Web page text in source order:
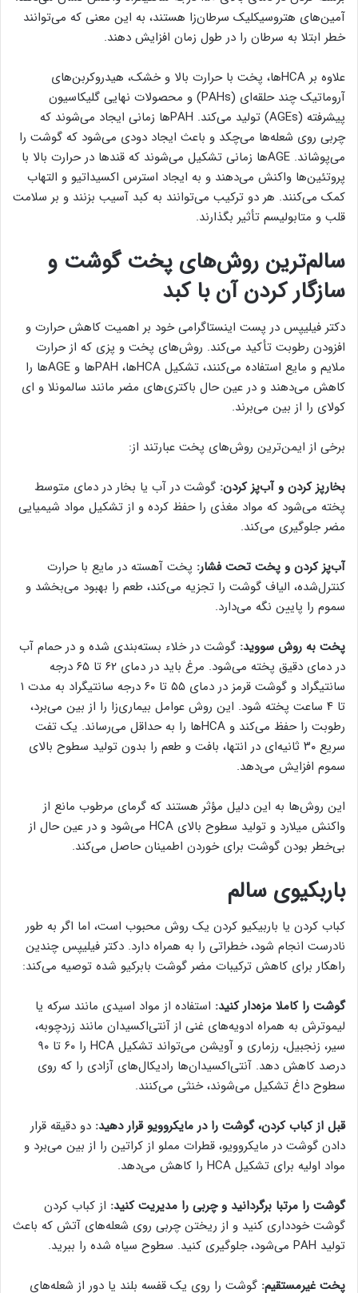
آمین‌های هتروسیکلیک سرطان‌زا هستند، به این معنی که می‌توانند
خطر ابتلا به سرطان را در طول زمان افزایش دهند.
علاوه بر HCAها، پخت با حرارت بالا و خشک، هیدروکربن‌های
آروماتیک چند حلقه‌ای (PAHs) و محصولات نهایی گلیکاسیون
پیشرفته (AGEs) تولید می‌کند. PAHها زمانی ایجاد می‌شوند که
چربی روی شعله‌ها می‌چکد و باعث ایجاد دودی می‌شود که گوشت را
می‌پوشاند. AGEها زمانی تشکیل می‌شوند که قندها در حرارت بالا با
پروتئین‌ها واکنش می‌دهند و به ایجاد استرس اکسیداتیو و التهاب
کمک می‌کنند. هر دو ترکیب می‌توانند به کبد آسیب بزنند و بر سلامت
قلب و متابولیسم تأثیر بگذارند.
سالم‌ترین روش‌های پخت گوشت و
سازگار کردن آن با کبد
دکتر فیلیپس در پست اینستاگرامی خود بر اهمیت کاهش حرارت و
افزودن رطوبت تأکید می‌کند. روش‌های پخت و پزی که از حرارت
ملایم و مایع استفاده می‌کنند، تشکیل HCAها، PAHها و AGEها را
کاهش می‌دهند و در عین حال باکتری‌های مضر مانند سالمونلا و ای
کولای را از بین می‌برند.
برخی از ایمن‌ترین روش‌های پخت عبارتند از:
بخارپز کردن و آب‌پز کردن: گوشت در آب یا بخار در دمای متوسط
پخته می‌شود که مواد مغذی را حفظ کرده و از تشکیل مواد شیمیایی
مضر جلوگیری می‌کند.
آب‌پز کردن و پخت تحت فشار: پخت آهسته در مایع با حرارت
کنترل‌شده، الیاف گوشت را تجزیه می‌کند، طعم را بهبود می‌بخشد و
سموم را پایین نگه می‌دارد.
پخت به روش سووید: گوشت در خلاء بسته‌بندی شده و در حمام آب
در دمای دقیق پخته می‌شود. مرغ باید در دمای ۶۲ تا ۶۵ درجه
سانتیگراد و گوشت قرمز در دمای ۵۵ تا ۶۰ درجه سانتیگراد به مدت ۱
تا ۴ ساعت پخته شود. این روش عوامل بیماری‌زا را از بین می‌برد،
رطوبت را حفظ می‌کند و HCAها را به حداقل می‌رساند. یک تفت
سریع ۳۰ ثانیه‌ای در انتها، بافت و طعم را بدون تولید سطوح بالای
سموم افزایش می‌دهد.
این روش‌ها به این دلیل مؤثر هستند که گرمای مرطوب مانع از
واکنش میلارد و تولید سطوح بالای HCA می‌شود و در عین حال از
بی‌خطر بودن گوشت برای خوردن اطمینان حاصل می‌کند.
باربکیوی سالم
کباب کردن یا باربیکیو کردن یک روش محبوب است، اما اگر به طور
نادرست انجام شود، خطراتی را به همراه دارد. دکتر فیلیپس چندین
راهکار برای کاهش ترکیبات مضر گوشت بابرکیو شده توصیه می‌کند:
گوشت را کاملا مزه‌دار کنید: استفاده از مواد اسیدی مانند سرکه یا
لیموترش به همراه ادویه‌های غنی از آنتی‌اکسیدان مانند زردچوبه،
سیر، زنجبیل، رزماری و آویشن می‌تواند تشکیل HCA را ۶۰ تا ۹۰
درصد کاهش دهد. آنتی‌اکسیدان‌ها رادیکال‌های آزادی را که روی
سطوح داغ تشکیل می‌شوند، خنثی می‌کنند.
قبل از کباب کردن، گوشت را در مایکروویو قرار دهید: دو دقیقه قرار
دادن گوشت در مایکروویو، قطرات مملو از کراتین را از بین می‌برد و
مواد اولیه برای تشکیل HCA را کاهش می‌دهد.
گوشت را مرتبا برگردانید و چربی را مدیریت کنید: از کباب کردن
گوشت خودداری کنید و از ریختن چربی روی شعله‌های آتش که باعث
تولید PAH می‌شود، جلوگیری کنید. سطوح سیاه شده را ببرید.
پخت غیرمستقیم: گوشت را روی یک قفسه بلند یا دور از شعله‌های